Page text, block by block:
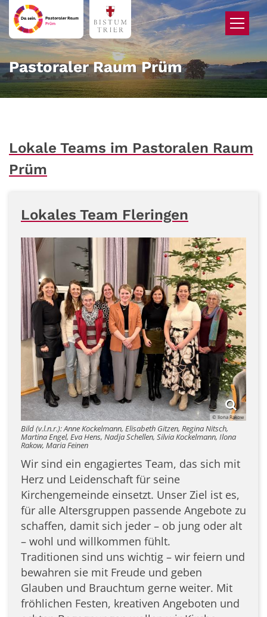
Zum Inhalt springen
Pastoraler Raum Prüm
Lokale Teams im Pastoralen Raum
Prüm
Lokales Team Fleringen
© Ilona Rakow
Bild (v.l.n.r.): Anne Kockelmann, Elisabeth Gitzen, Regina Nitsch,
Martina Engel, Eva Hens, Nadja Schellen, Silvia Kockelmann, Ilona
Rakow, Maria Feinen
Wir sind ein engagiertes Team, das sich mit
Herz und Leidenschaft für seine
Kirchengemeinde einsetzt. Unser Ziel ist es,
für alle Altersgruppen passende Angebote zu
schaffen, damit sich jeder – ob jung oder alt
– wohl und willkommen fühlt.
Traditionen sind uns wichtig – wir feiern und
bewahren sie mit Freude und geben
Glauben und Brauchtum gerne weiter. Mit
fröhlichen Festen, kreativen Angeboten und